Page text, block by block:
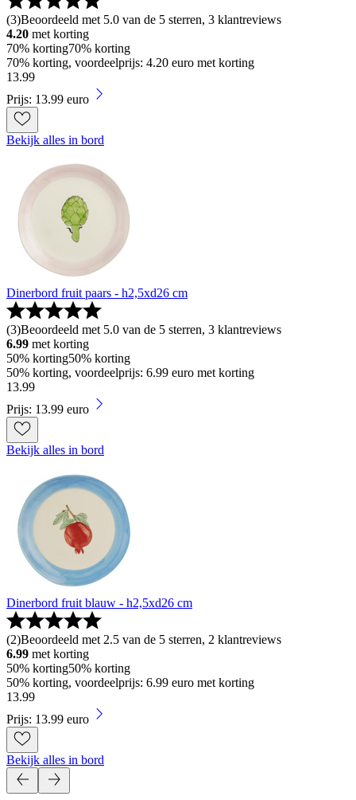
(3)Beoordeeld met 5.0 van de 5 sterren, 3 klantreviews
4.20 met korting
70% korting70% korting
70% korting, voordeelprijs: 4.20 euro met korting
13.99
Prijs: 13.99 euro
Bekijk alles in bord
Dinerbord fruit paars - h2,5xd26 cm
(3)Beoordeeld met 5.0 van de 5 sterren, 3 klantreviews
6.99 met korting
50% korting50% korting
50% korting, voordeelprijs: 6.99 euro met korting
13.99
Prijs: 13.99 euro
Bekijk alles in bord
Dinerbord fruit blauw - h2,5xd26 cm
(2)Beoordeeld met 2.5 van de 5 sterren, 2 klantreviews
6.99 met korting
50% korting50% korting
50% korting, voordeelprijs: 6.99 euro met korting
13.99
Prijs: 13.99 euro
Bekijk alles in bord